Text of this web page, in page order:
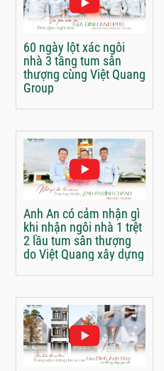
60 ngày lột xác ngôi
nhà 3 tầng tum sân
thượng cùng Việt Quang
Group
Anh An có cảm nhận gì
khi nhận ngôi nhà 1 trệt
2 lầu tum sân thượng
do Việt Quang xây dựng